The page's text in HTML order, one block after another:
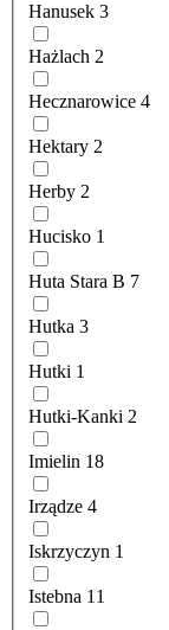
Hanusek 3
Hażlach 2
Hecznarowice 4
Hektary 2
Herby 2
Hucisko 1
Huta Stara B 7
Hutka 3
Hutki 1
Hutki-Kanki 2
Imielin 18
Irządze 4
Iskrzyczyn 1
Istebna 11